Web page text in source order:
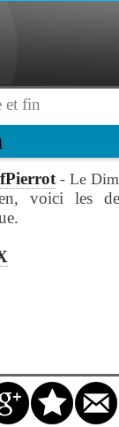
et fin
- Le
voici les